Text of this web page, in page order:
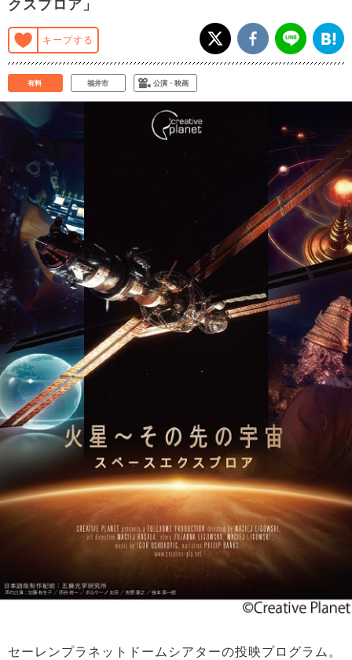
クスプロア」
キープする
有料 福井市 公演・映画
セーレンプラネットドームシアターの投映プログラム。